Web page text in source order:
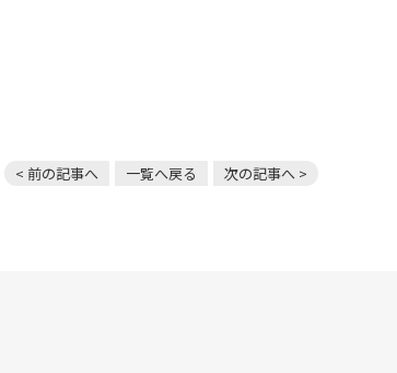
< 前の記事へ 一覧へ戻る 次の記事へ >